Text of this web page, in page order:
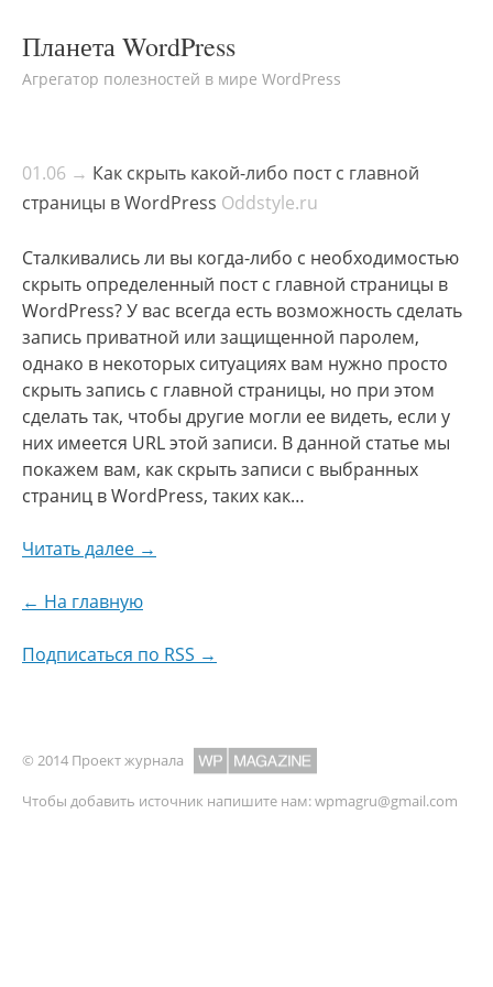
Планета WordPress
Агрегатор полезностей в мире WordPress
01.06 → Как скрыть какой-либо пост с главной
страницы в WordPress Oddstyle.ru
Сталкивались ли вы когда-либо с необходимостью
скрыть определенный пост с главной страницы в
WordPress? У вас всегда есть возможность сделать
запись приватной или защищенной паролем,
однако в некоторых ситуациях вам нужно просто
скрыть запись с главной страницы, но при этом
сделать так, чтобы другие могли ее видеть, если у
них имеется URL этой записи. В данной статье мы
покажем вам, как скрыть записи с выбранных
страниц в WordPress, таких как…
Читать далее →
← На главную
Подписаться по RSS →
© 2014 Проект журнала
Чтобы добавить источник напишите нам:wpmagru@gmail.com